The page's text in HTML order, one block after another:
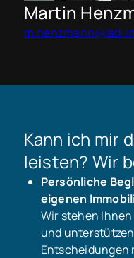
Martin
m.henzmann@iad-
Kann ich mir
leisten? Wir
Persönliche
eigenen
Wir stehen
und
Entscheidungen